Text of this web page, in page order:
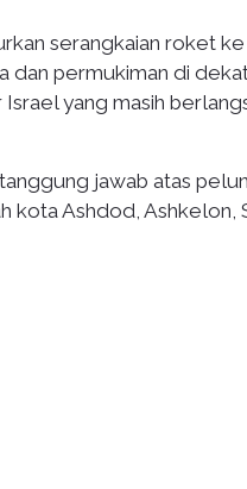
serangkaian roket ke
dan permukiman di
yang masih
jawab atas
Ashdod, Ashkelon,